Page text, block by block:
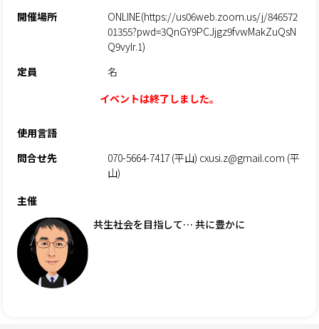
開催場所
ONLINE(https://us06web.zoom.us/j/846572
01355?pwd=3QnGY9PCJjgz9fvwMakZuQsN
Q9vylr.1)
定員
名
イベントは終了しました。
使用言語
問合せ先
070-5664-7417 (平山) cxusi.z@gmail.com (平
山)
主催
共生社会を目指して… 共に豊かに